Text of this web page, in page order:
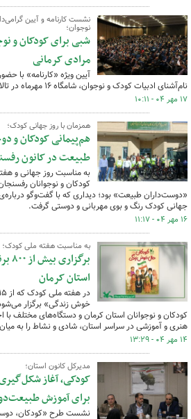
نشست کارنامه و آیین
نوجوان؛
شبی برای کودکان و
مرادی کرمانی
آیین ویژه «کارنامه» با
نام‌آشنای ادبیات کودک و نوجوان، شامگاه ۱۶ مهرماه در تالار فرهنگ و هنر کرمان برگزار شد.
۱۷ مهر ۰۴ - ۱۰:۱۱
همزمان با روز جهانی کودک؛
هم‌پیمانی کودکان و
طبیعت در کانون
به مناسبت روز جهانی و
کودکان و نوجوانان
«دوست‌داران طبیعت» بود؛ دیداری که با گفت‌وگو
جهانی کودک رنگ و بوی مهربانی و دوستی گرفت.
۱۶ مهر ۰۴ - ۱۱:۱۷
به مناسبت هفته ملی کودک؛
استان کرمان
خوش زندگی» برگزار
هنری و آموزشی در سراسر استان، شادی و نشاط را به
۱۴ مهر ۰۴ - ۱۳:۲۹
مدیرکل کانون استان؛
کودکی، آغاز
برای آموزش
نشست طرح «کودکان،